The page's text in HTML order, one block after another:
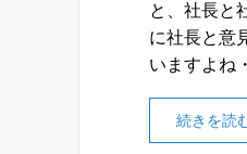
と、社長と
に社長と意
いますよね
続きを読